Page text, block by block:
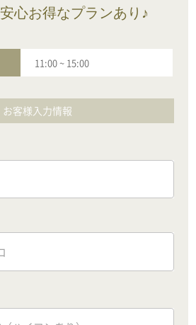
心お得なプランあり♪
11:00~ 15:00
お客様入力情報